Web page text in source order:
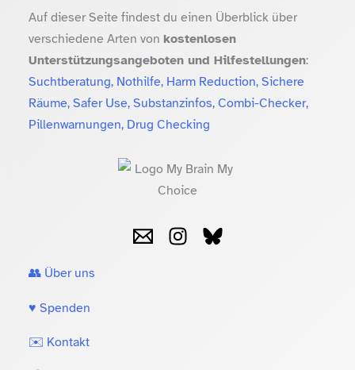
Auf dieser Seite findest du einen Überblick über
verschiedene Arten von kostenlosen
Unterstützungsangeboten und Hilfestellungen:
Suchtberatung, Nothilfe, Harm Reduction, Sichere
Räume, Safer Use, Substanzinfos, Combi-Checker,
Pillenwarnungen, Drug Checking
👥 Über uns
♥️ Spenden
✉️ Kontakt